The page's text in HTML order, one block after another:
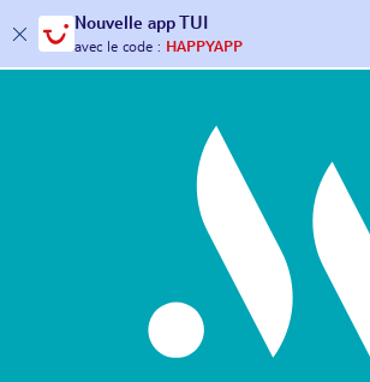
Nouvelle app TUI
30€ offerts*sur votrevoyage !
avec le code :HAPPYAPP
Hôtels & Clubs